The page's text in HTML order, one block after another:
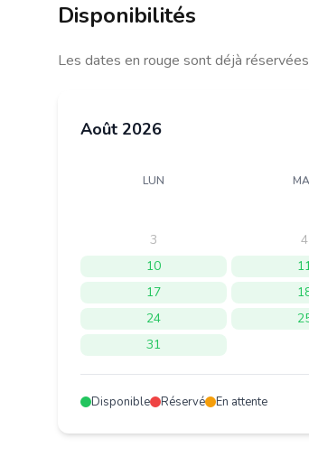
Disponibilités
Les dates en rouge sont déjà
Août 2026
LUN
3
4
10
17
24
31
Disponible Réservé En attente